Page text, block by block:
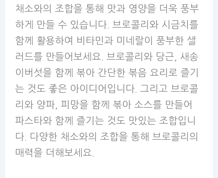
채소와의 조합을 통해 맛과 영양을 더욱 풍부
하게 만들 수 있습니다. 브로콜리와 시금치를
함께 활용하여 비타민과 미네랄이 풍부한 샐
러드를 만들어보세요. 브로콜리와 당근, 새송
이버섯을 함께 볶아 간단한 볶음 요리로 즐기
는 것도 좋은 아이디어입니다. 그리고 브로콜
리와 양파, 피망을 함께 볶아 소스를 만들어
파스타와 함께 즐기는 것도 맛있는 조합입니
다. 다양한 채소와의 조합을 통해 브로콜리의
매력을 더해보세요.